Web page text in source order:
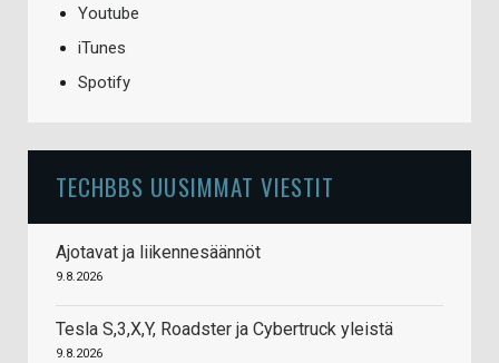
Youtube
iTunes
Spotify
TECHBBS UUSIMMAT VIESTIT
Ajotavat ja liikennesäännöt
9.8.2026
Tesla S,3,X,Y, Roadster ja Cybertruck yleistä
9.8.2026